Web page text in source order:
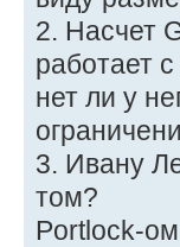
2. Насчет
работает
нет ли у
3. Ивану
том?
Portlock-